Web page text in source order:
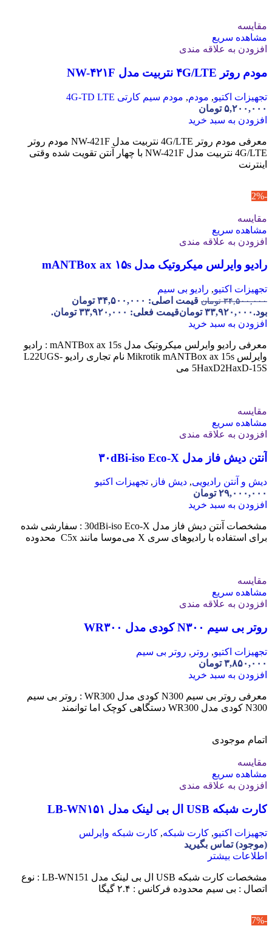
مقایسه
مشاهده سریع
افزودن به علاقه مندی
مودم روتر ۴G/LTE نتربیت مدل NW-۴۲۱F
تجهیزات اکتیو, مودم, مودم سیم کارتی 4G-TD LTE
۵,۲۰۰,۰۰۰ تومان
افزودن به سبد خرید
معرفی مودم روتر 4G/LTE نتربیت مدل NW-421F مودم روتر
4G/LTE نتربیت مدل NW-421F با چهار آنتن تقویت‌ شده وقتی
اینترنت
-2%
مقایسه
مشاهده سریع
افزودن به علاقه مندی
رادیو وایرلس میکروتیک مدل mANTBox ax ۱۵s
تجهیزات اکتیو, رادیو بی سیم
۳۴,۵۰۰,۰۰۰ تومان
قیمت اصلی: ۳۴,۵۰۰,۰۰۰ تومان
بود.۳۳,۹۲۰,۰۰۰ تومانقیمت فعلی: ۳۳,۹۲۰,۰۰۰ تومان.
افزودن به سبد خرید
معرفی رادیو وایرلس میکروتیک مدل mANTBox ax 15s : رادیو
وایرلس Mikrotik mANTBox ax 15s نام تجاری رادیو L22UGS-
5HaxD2HaxD-15S می
مقایسه
مشاهده سریع
افزودن به علاقه مندی
آنتن دیش فاز مدل ۳۰dBi-iso Eco-X
دیش و آنتن رادیویی, دیش فاز , تجهیزات اکتیو
۲۹,۰۰۰,۰۰۰ تومان
افزودن به سبد خرید
مشخصات آنتن دیش فاز مدل 30dBi-iso Eco-X : سفارشی شده
برای استفاده با رادیوهای سری X می‌موسا مانند C5x محدوده
مقایسه
مشاهده سریع
افزودن به علاقه مندی
روتر بی سیم N۳۰۰ کودی مدل WR۳۰۰
تجهیزات اکتیو, روتر , روتر بی سیم
۳,۸۵۰,۰۰۰ تومان
افزودن به سبد خرید
معرفی روتر بی سیم N300 کودی مدل WR300 : روتر بی سیم
N300 کودی مدل WR300 دستگاهی کوچک اما توانمند
اتمام موجودی
مقایسه
مشاهده سریع
افزودن به علاقه مندی
کارت شبکه USB ال بی لینک مدل LB-WN۱۵۱
تجهیزات اکتیو, کارت شبکه, کارت شبکه وایرلس
(موجود) تماس بگیرید
اطلاعات بیشتر
مشخصات کارت شبکه USB ال بی لینک مدل LB-WN151 : نوع
اتصال : بی سیم محدوده فرکانس : ۲.۴ گیگا
-7%